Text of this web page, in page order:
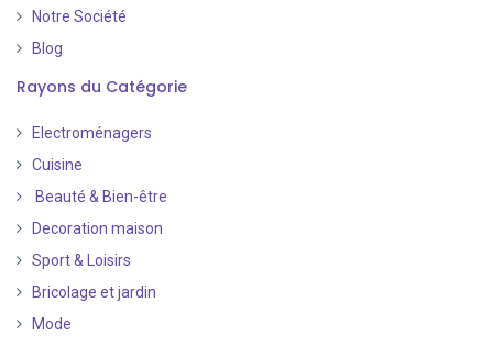
Notre Société
Blog
Rayons du Catégorie
Electroménagers
Cuisine
Beauté & Bien-être
Decoration maison
Sport & Loisirs
Bricolage et jardin
Mode